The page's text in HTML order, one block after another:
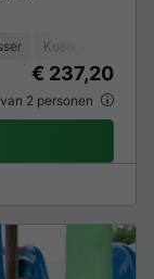
Koelkast
€ 237,20
2 personen